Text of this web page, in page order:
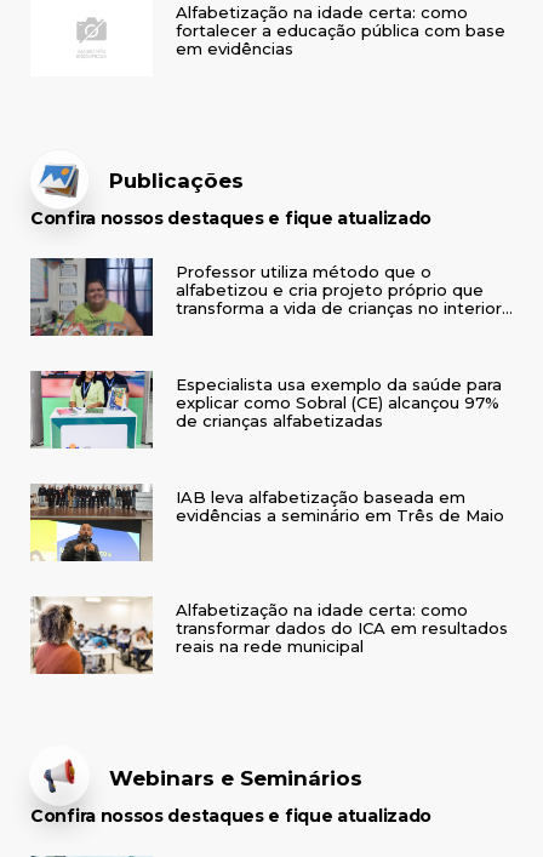
Alfabetização na idade certa: como
fortalecer a educação pública com base
em evidências
Publicações
Confira nossos destaques e fique atualizado
Professor utiliza método que o
alfabetizou e cria projeto próprio que
transforma a vida de crianças no interior
Especialista usa exemplo da saúde para
explicar como Sobral (CE) alcançou 97%
de crianças alfabetizadas
IAB leva alfabetização baseada em
evidências a seminário em Três de Maio
Alfabetização na idade certa: como
transformar dados do ICA em resultados
reais na rede municipal
Webinars e Seminários
Confira nossos destaques e fique atualizado